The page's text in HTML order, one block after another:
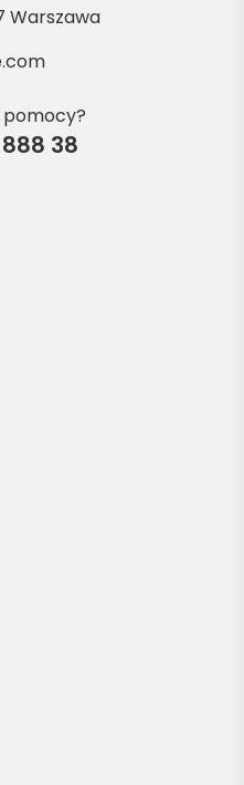
kty
Warszawa
pomocy?
38